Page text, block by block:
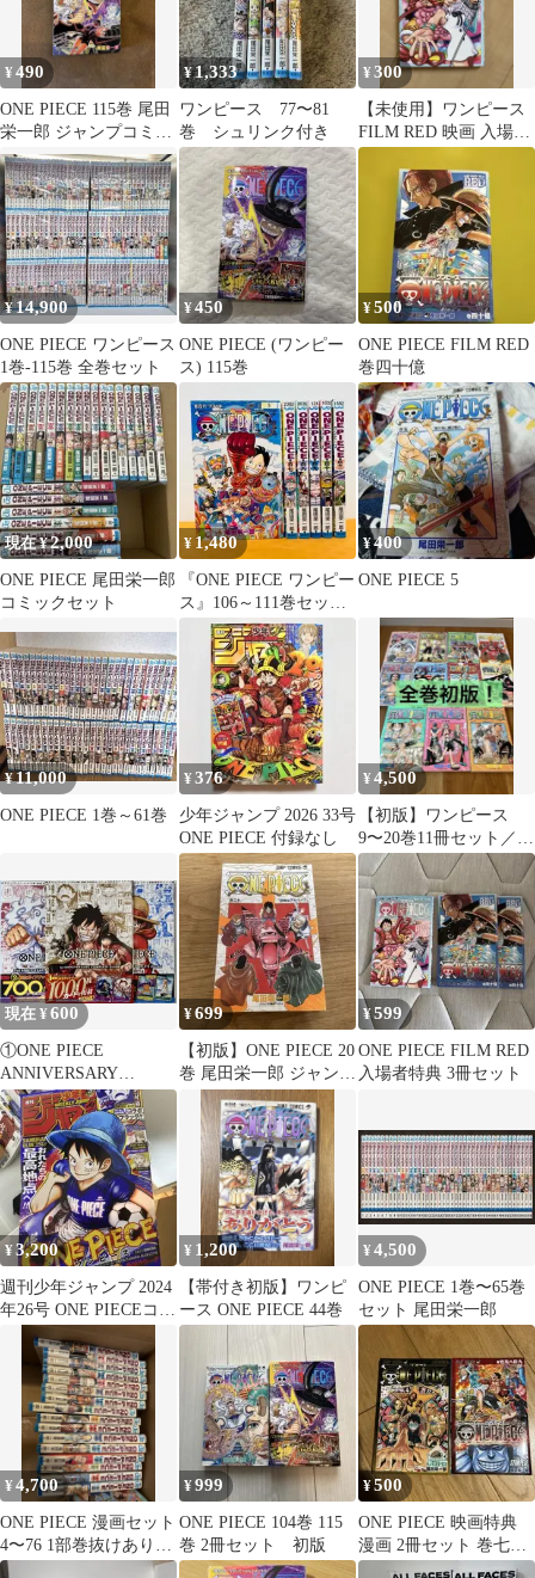
¥490
ONE PIECE 115巻 尾田
栄一郎 ジャンプコミッ
クス
¥1,333
ワンピース 77〜81
巻 シュリンク付き
¥300
【未使用】ワンピース
FILM RED 映画 入場者
特典 4/4巻 UTA
¥14,900
ONE PIECE ワンピース
1巻-115巻 全巻セット
¥450
ONE PIECE (ワンピー
ス) 115巻
¥500
ONE PIECE FILM RED
巻四十億
現在 ¥2,000
ONE PIECE 尾田栄一郎
コミックセット
¥ 1,480
『ONE PIECE ワンピー
ス』106～111巻セット
レンタル使用済コミッ
¥400
ONE PIECE 5
¥11,000
ONE PIECE 1巻～61巻
¥376
少年ジャンプ 2026 33号
ONE PIECE 付録なし
¥4,500
【初版】ワンピース
9〜20巻11冊セット／尾
田栄一郎
現在 ¥600
①ONE PIECE
ANNIVERSARY
COMPLETE GUID 3冊
¥699
【初版】ONE PIECE 20
巻 尾田栄一郎 ジャンプ
コミックス
¥599
ONE PIECE FILM RED
入場者特典 3冊セット
¥3,200
週刊少年ジャンプ 2024
年26号 ONE PIECEコラ
¥ 1,200
【帯付き初版】ワンピ
ース ONE PIECE 44巻
¥4,500
ONE PIECE 1巻〜65巻
セット 尾田栄一郎
¥4,700
ONE PIECE 漫画セット
4〜76 1部巻抜けあり40
億巻付き マンガ
¥999
ONE PIECE 104巻 115
巻 2冊セット 初版
¥500
ONE PIECE 映画特典
漫画 2冊セット 巻七七
七 巻壱萬八拾九